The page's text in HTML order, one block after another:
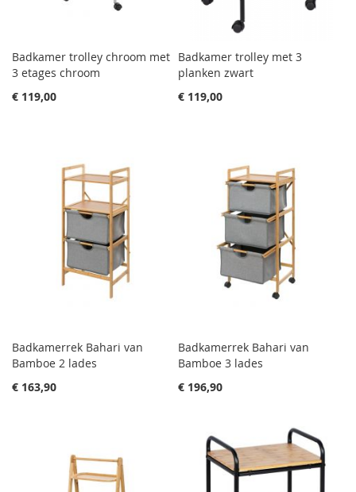
Badkamer trolley chroom met
3 etages chroom
€ 119,00
Badkamer trolley met 3
planken zwart
€ 119,00
Badkamerrek Bahari van
Bamboe 2 lades
€ 163,90
Badkamerrek Bahari van
Bamboe 3 lades
€ 196,90